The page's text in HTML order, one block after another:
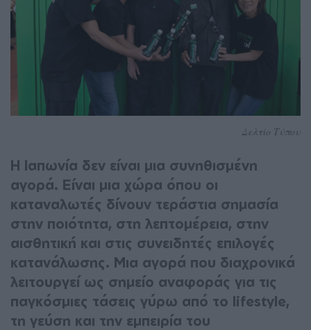
Δελτίο Τύπου
Η Ιαπωνία δεν είναι μια συνηθισμένη
αγορά. Είναι μια χώρα όπου οι
καταναλωτές δίνουν τεράστια σημασία
στην ποιότητα, στη λεπτομέρεια, στην
αισθητική και στις συνειδητές επιλογές
κατανάλωσης. Μια αγορά που διαχρονικά
λειτουργεί ως σημείο αναφοράς για τις
παγκόσμιες τάσεις γύρω από το lifestyle,
τη γεύση και την εμπειρία του